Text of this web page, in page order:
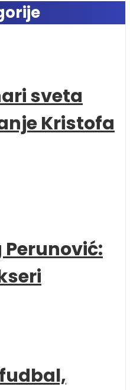
sveta
Kristofa
Perunović: